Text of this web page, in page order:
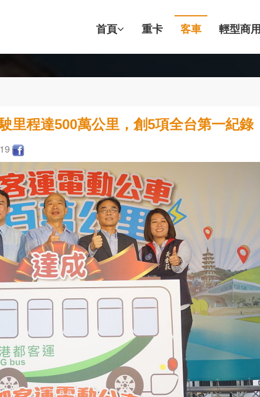
首頁 重卡 客車 輕型商用
里程達500萬公里，創5項全台第一紀錄